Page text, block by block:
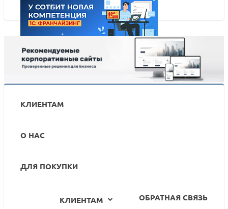
Новый статус Сотбит – 1С: Франчайзинг
КЛИЕНТАМ
О НАС
ДЛЯ ПОКУПКИ
ОБРАТНАЯ СВЯЗЬ
КЛИЕНТАМ